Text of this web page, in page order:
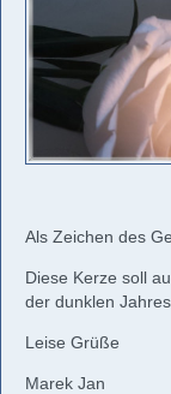
Als Zeichen des
Diese Kerze soll
der dunklen
Leise Grüße
Marek Jan